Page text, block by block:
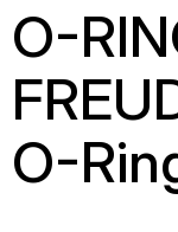
O-
O-